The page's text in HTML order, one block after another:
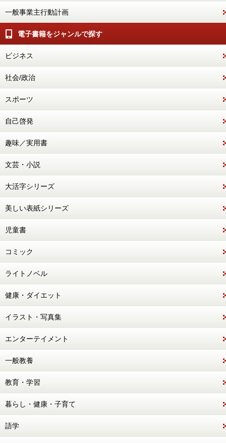
一般事業主行動計画
電子書籍をジャンルで探す
ビジネス
社会/政治
スポーツ
自己啓発
趣味／実用書
文芸・小説
大活字シリーズ
美しい表紙シリーズ
児童書
コミック
ライトノベル
健康・ダイエット
イラスト・写真集
エンターテイメント
一般教養
教育・学習
暮らし・健康・子育て
語学